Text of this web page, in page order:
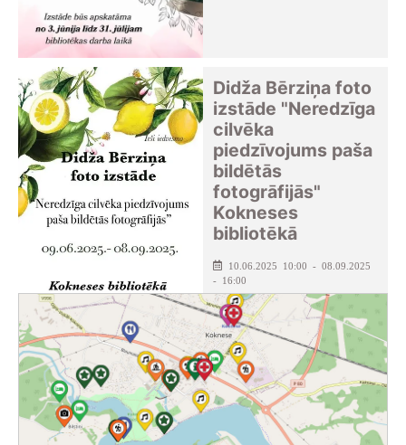
Didža Bērziņa foto
izstāde "Neredzīga
cilvēka
piedzīvojums paša
bildētās
fotogrāfijās"
Kokneses
bibliotēkā
10.06.2025 10:00 - 08.09.2025
- 16:00
Kokneses pagasta bibliotēka